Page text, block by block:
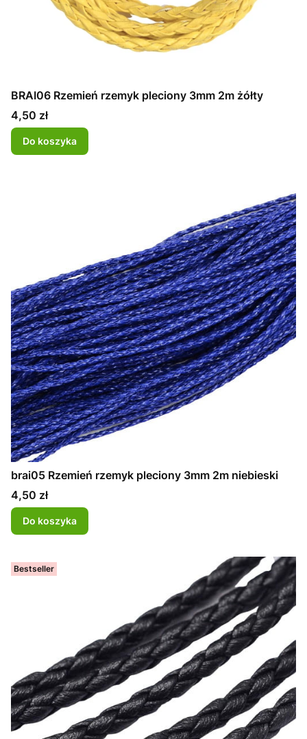
BRAI06 Rzemień rzemyk pleciony 3mm 2m żółty
Cena
4,50 zł
Do koszyka
brai05 Rzemień rzemyk pleciony 3mm 2m niebieski
Cena
4,50 zł
Do koszyka
Bestseller